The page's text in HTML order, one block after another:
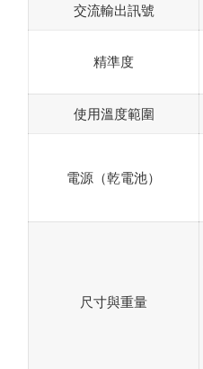
交流輸出訊號
精準度
使用溫度範圍
電源（乾電池）
尺寸與重量